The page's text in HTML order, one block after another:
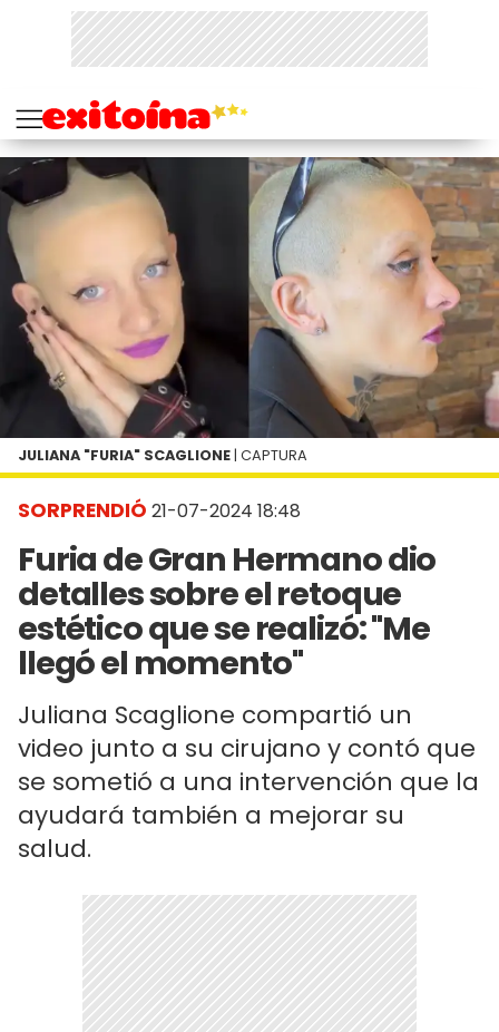
SORPRENDIÓ 21-07-2024 18:48
Furia de Gran Hermano dio
detalles sobre el retoque
estético que se realizó: "Me
llegó el momento"
Juliana Scaglione compartió un
video junto a su cirujano y contó que
se sometió a una intervención que la
ayudará también a mejorar su
salud.
JULIANA "FURIA" SCAGLIONE | CAPTURA